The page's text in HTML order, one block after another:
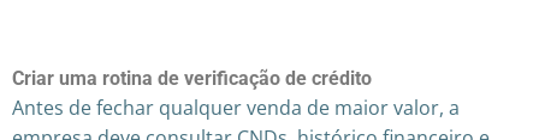
Criar uma rotina de verificação de crédito
Antes de fechar qualquer venda de maior valor, a